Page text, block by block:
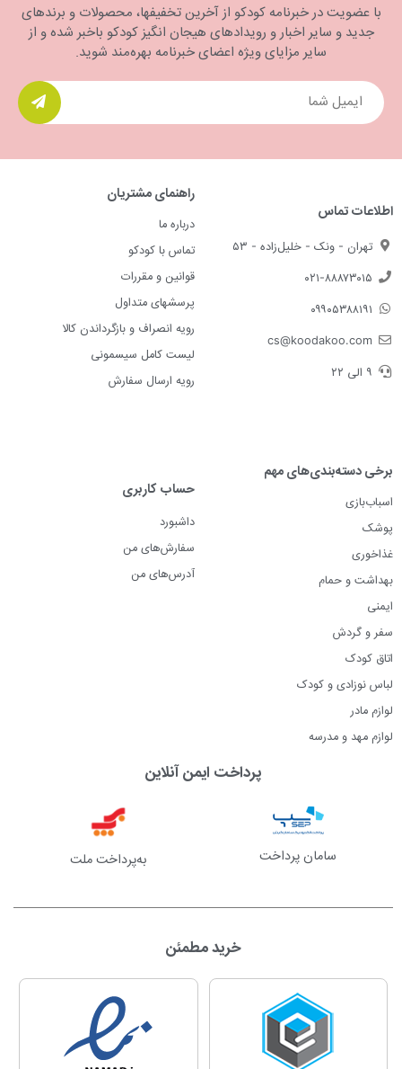
با عضویت در خبرنامه کودکو از آخرین تخفیفها، محصولات و برندهای
جدید و سایر اخبار و رویدادهای هیجان انگیز کودکو باخبر شده و از
سایر مزایای ویژه اعضای خبرنامه بهره‌مند شوید.
اطلاعات تماس
تهران - ونک - خلیل‌زاده - ۵۳
۰۲۱-۸۸۸۷۳۰۱۵
۰۹۹۰۵۳۸۸۱۹۱
cs@koodakoo.com
۹ الی ۲۲
راهنمای مشتریان
درباره ما
تماس با کودکو
قوانین و مقررات
پرسشهای متداول
رویه انصراف و بازگرداندن کالا
لیست کامل سیسمونی
رویه ارسال سفارش
برخی دسته‌بندی‌های مهم
اسباب‌بازی
پوشک
غذاخوری
بهداشت و حمام
ایمنی
سفر و گردش
اتاق کودک
لباس نوزادی و کودک
لوازم مادر
لوازم مهد و مدرسه
حساب کاربری
داشبورد
سفارش‌های من
آدرس‌های من
پرداخت ایمن آنلاین
سامان پرداخت به‌پرداخت ملت
خرید مطمئن